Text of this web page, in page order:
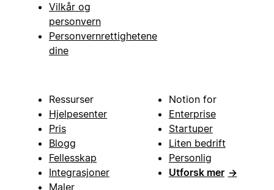
Vilkår og
personvern
Personvernrettighetene
dine
Ressurser
Hjelpesenter
Pris
Blogg
Fellesskap
Integrasjoner
Maler
Notion for
Enterprise
Startuper
Liten bedrift
Personlig
Utforsk mer →